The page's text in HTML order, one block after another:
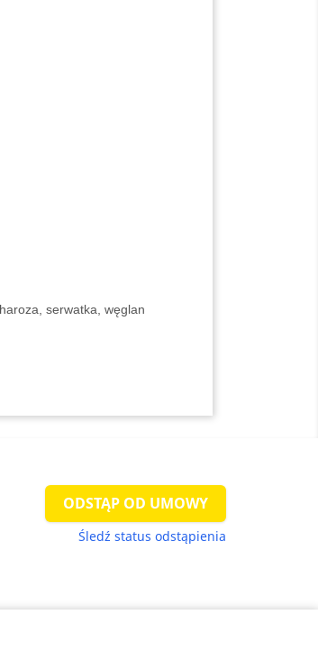
serwatka, węglan
ODSTĄP OD UMOWY
Śledź status odstąpienia